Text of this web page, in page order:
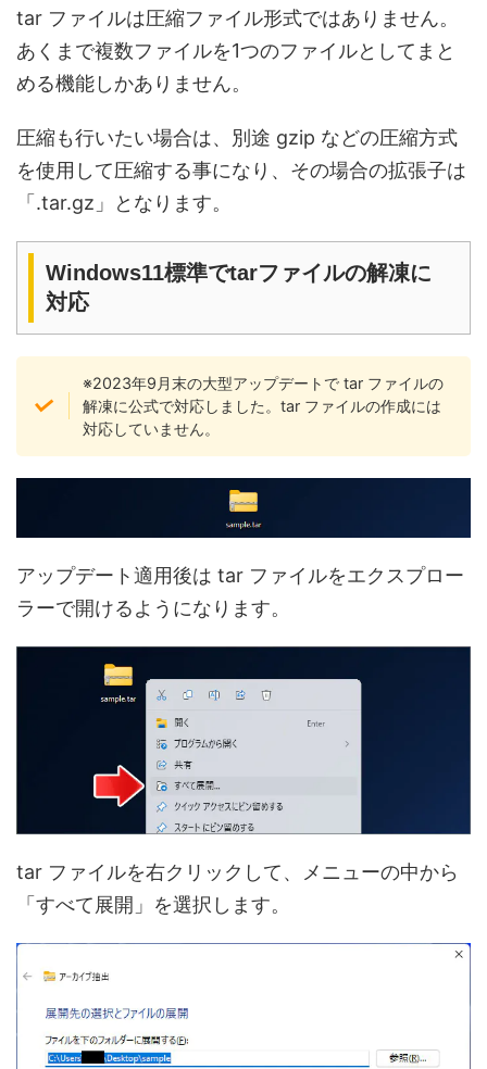
tar ファイルは圧縮ファイル形式ではありません。
あくまで複数ファイルを1つのファイルとしてまと
める機能しかありません。
圧縮も行いたい場合は、別途 gzip などの圧縮方式
を使用して圧縮する事になり、その場合の拡張子は
「.tar.gz」となります。
Windows11標準でtarファイルの解凍に
対応
※2023年9月末の大型アップデートで tar ファイルの
解凍に公式で対応しました。tar ファイルの作成には
対応していません。
アップデート適用後は tar ファイルをエクスプロー
ラーで開けるようになります。
tar ファイルを右クリックして、メニューの中から
「すべて展開」を選択します。